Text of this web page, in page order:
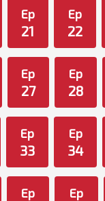
Ep
21
Ep
22
Ep
27
Ep
28
Ep
33
Ep
34
Ep Ep